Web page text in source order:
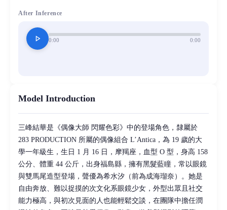
After Inference
play_arrow 0:00 0:00
Model Introduction
三峰結華是《偶像大師 閃耀色彩》中的登場角色，隸屬於
283 PRODUCTION 所屬的偶像組合 L’Antica，為 19 歲的大
學一年級生，生日 1 月 16 日，摩羯座，血型 O 型，身高 158
公分、體重 44 公斤，出身福島縣，擁有黑髮藍瞳，常以眼鏡
與雙馬尾造型登場，聲優為希水汐（前為成海瑠奈）。她是
自由奔放、難以捉摸的次文化系眼鏡少女，外型出眾且社交
能力極高，與初次見面的人也能輕鬆交談，在團隊中擔任潤